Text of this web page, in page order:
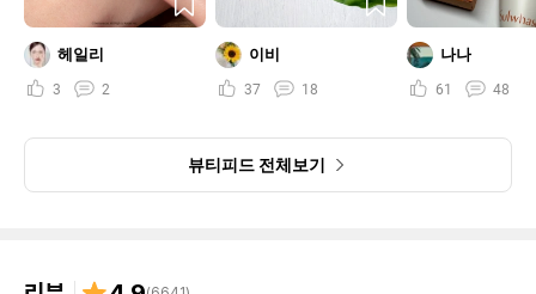
헤일리
3 2
이비
37 18
나나
61 48
뷰티피드 전체보기